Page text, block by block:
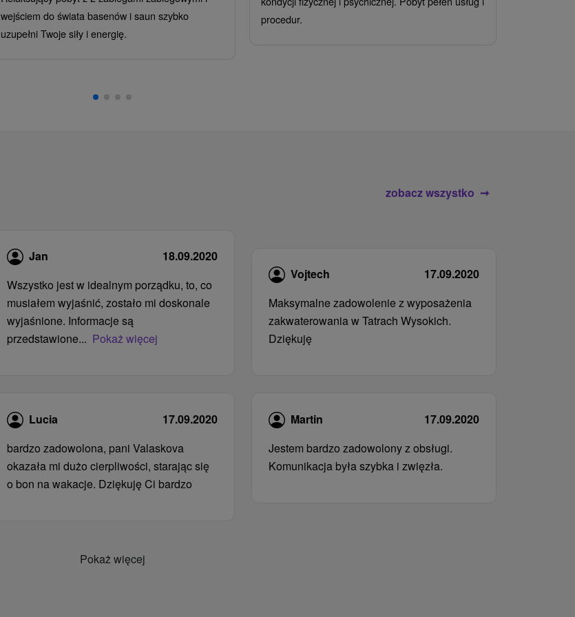
wejściem do świata basenów i saun szybko
uzupełni Twoje siły i energię.
procedur.
zobacz wszystko
Jan
18.09.2020
Wszystko jest w idealnym porządku, to, co
musiałem wyjaśnić, zostało mi doskonale
wyjaśnione. Informacje są
przedstawione... Pokaż więcej
Lucia
17.09.2020
bardzo zadowolona, ​​pani Valaskova
okazała mi dużo cierpliwości, starając się
o bon na wakacje. Dziękuję Ci bardzo
Vojtech
17.09.2020
Maksymalne zadowolenie z wyposażenia
zakwaterowania w Tatrach Wysokich.
Dziękuję
Martin
17.09.2020
Jestem bardzo zadowolony z obsługi.
Komunikacja była szybka i zwięzła.
Pokaż więcej